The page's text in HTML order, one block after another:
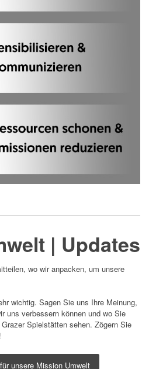
| Updates
wo wir anpacken, um unsere
wichtig. Sagen Sie uns Ihre Meinung,
uns verbessern können und wo Sie
Spielstätten sehen. Zögern Sie
unsere Mission Umwelt